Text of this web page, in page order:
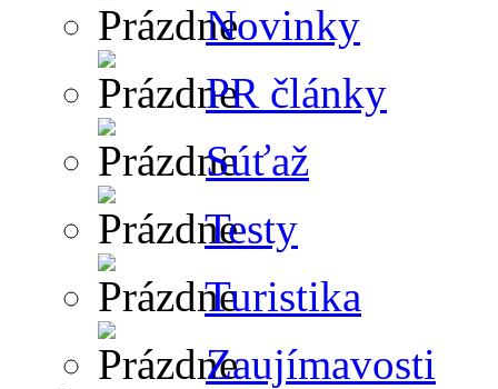
Novinky
PR články
Súťaž
Testy
Turistika
Zaujímavosti